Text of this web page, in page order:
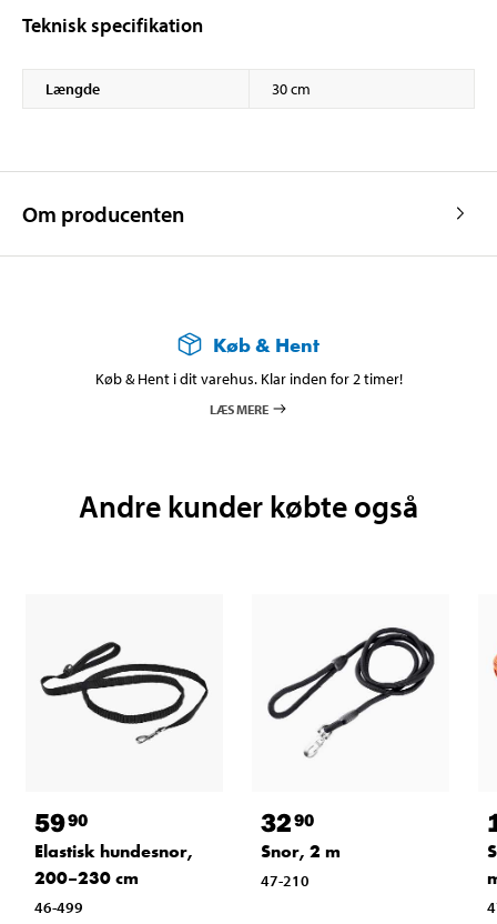
Teknisk specifikation
Længde 30 cm
Om producenten
Køb & Hent
Køb & Hent i dit varehus. Klar inden for 2 timer!
LÆS MERE
Andre kunder købte også
5990
Elastisk hundesnor,
200–230 cm
46-499
3290
Snor, 2 m
47-210